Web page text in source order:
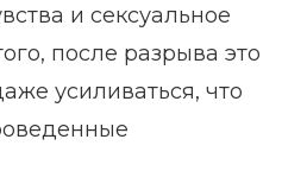
и сексуальное
после разрыва это
усиливаться, что